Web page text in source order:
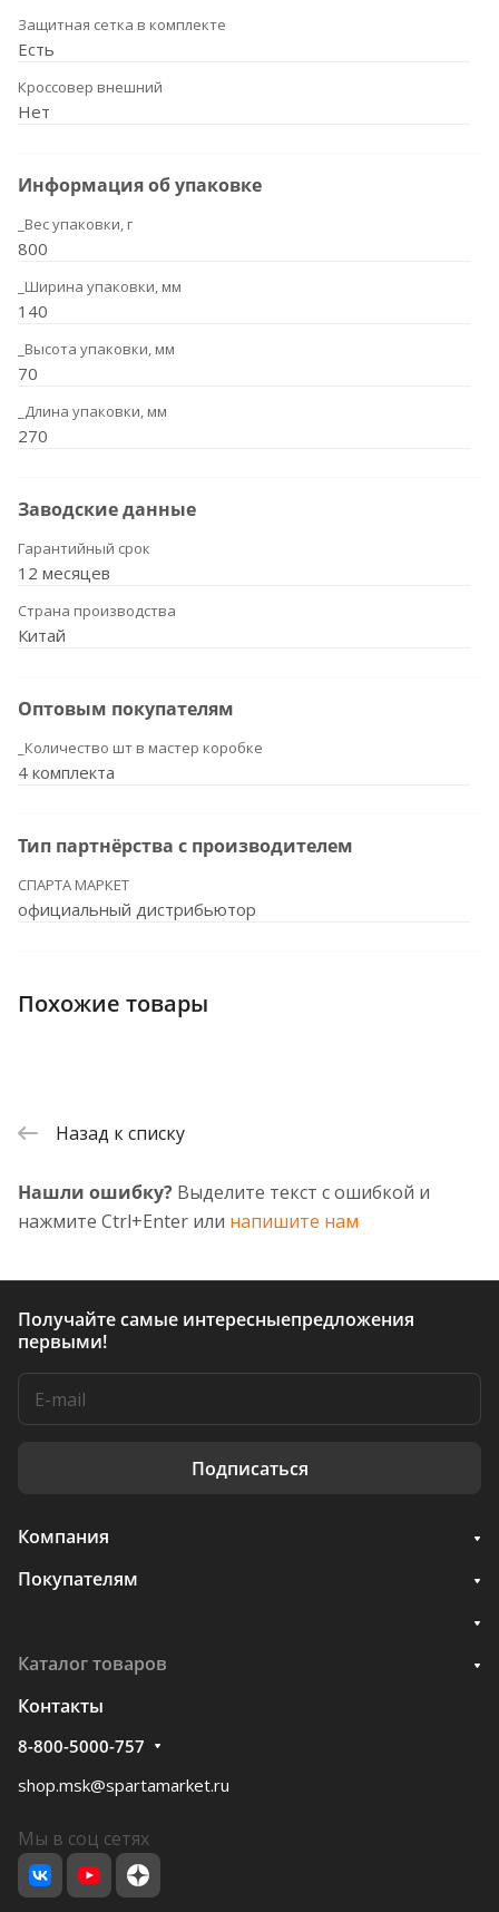
Защитная сетка в комплекте
Есть
Кроссовер внешний
Нет
Информация об упаковке
_Вес упаковки, г
800
_Ширина упаковки, мм
140
_Высота упаковки, мм
70
_Длина упаковки, мм
270
Заводские данные
Гарантийный срок
12 месяцев
Страна производства
Китай
Оптовым покупателям
_Количество шт в мастер коробке
4 комплекта
Тип партнёрства с производителем
СПАРТА МАРКЕТ
официальный дистрибьютор
Похожие товары
Назад к списку
Нашли ошибку? Выделите текст с ошибкой и
нажмите Ctrl+Enter или напишите нам
Получайте самые интересныепредложения
первыми!
Подписаться
Компания
Покупателям
Каталог товаров
Контакты
8-800-5000-757
shop.msk@spartamarket.ru
Мы в соц сетях